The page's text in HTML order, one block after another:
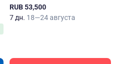
RUB 53,500
7 дн. 18—24 августа